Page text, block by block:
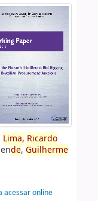
Lima, Ricardo
de, Guilherme
acessar online